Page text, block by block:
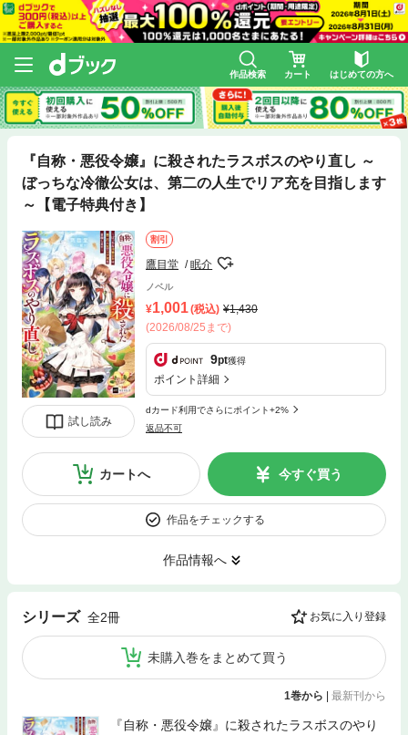
作品検索 カート はじめての方へ
『自称・悪役令嬢』に殺されたラスボスのやり直し ～
ぼっちな冷徹公女は、第二の人生でリア充を目指します
～【電子特典付き】
試し読み
割引
鷹目堂 眠介
ノベル
1,001(税込)
1,430
(2026/08/25まで)
9pt獲得
ポイント詳細
dカード利用でさらにポイント+2%
返品不可
カートへ 今すぐ買う
作品をチェックする
作品情報へ
シリーズ 全2冊 お気に入り登録
未購入巻をまとめて買う
1巻から | 最新刊から
『自称・悪役令嬢』に殺されたラスボスのやり